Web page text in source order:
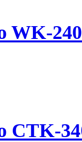
WK-240
CTK-